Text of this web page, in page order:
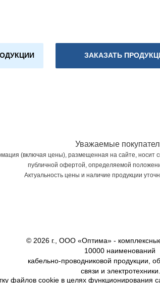
ЗАКАЗАТЬ
Уважаемые
(включая цены), размещенная на сайте, носит
публичной офертой, определяемой
Актуальность цены и наличие продукции
© 2026 г., ООО «Оптима» -
10000 наименований
кабельно-проводниковой продукции,
связи и электротехники.
файлов cookie в целях функционирования